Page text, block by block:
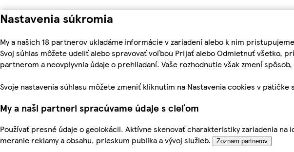
Nastavenia súkromia
My a našich 18 partnerov ukladáme informácie v zariadení alebo k nim
Svoj súhlas môžete udeliť alebo spravovať voľbou Prijať alebo Odmietnuť všetko,
partnerom a neovplyvnia údaje o prehliadaní. Vaše rozhodnutie však zmení
Svoje nastavenia súhlasu môžete zmeniť kliknutím na Nastavenia cookies v pätičke
My a naši partneri spracúvame údaje s cieľom
Používať presné údaje o geolokácii. Aktívne skenovať charakteristiky zariadenia
meranie reklamy a obsahu, prieskum publika a vývoj služieb.
Zoznam partnerov